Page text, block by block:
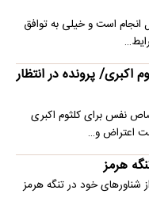
انجام است و خیلی به توافق
اکبری/ پرونده در انتظار
صدور ۱۰ فقره حکم قصاص نفس برای کلثوم اکبری
اعتراض و…
هرمز
شناورهای خود در تنگه هرمز